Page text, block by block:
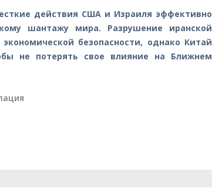
действия США и Израиля эффективно
шантажу мира. Разрушение иранской
безопасности, однако Китай
не потерять свое влияние на Ближнем